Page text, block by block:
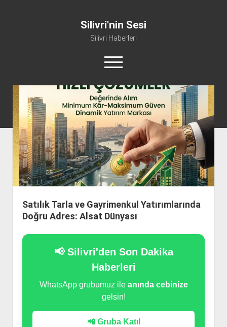
Silivri'nin Sesi
Silivri Haberleri
m
e
ü
y
ü
a
ç
youtube silivri@silivrininsesi1.com whatsapp
Gündem
Haber
Spor
Künye ve İletişim
Satılık Tarla ve Gayrimenkul Yatırımlarında
Doğru Adres: Alsat Dünyası
📢 Silivri'den Son Dakika
Haberleri
WhatsApp grubumuz ile anında cebinize
gelsin!
📲 Gruba Katıl